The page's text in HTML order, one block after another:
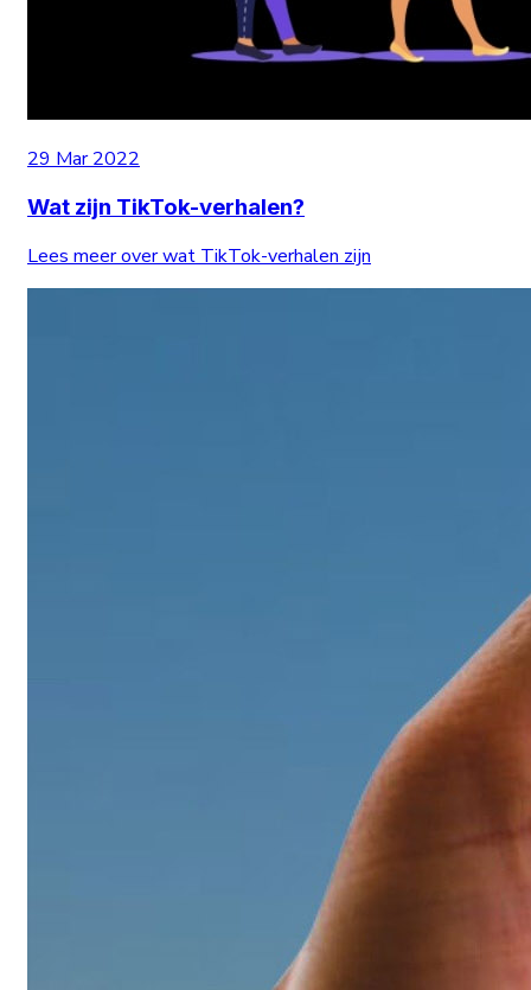
29 Mar 2022
Wat zijn TikTok-verhalen?
Lees meer over wat TikTok-verhalen zijn